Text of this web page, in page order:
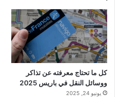
كل ما تحتاج معرفته عن تذاكر
ووسائل النقل في باريس 2025
يونيو 24, 2025